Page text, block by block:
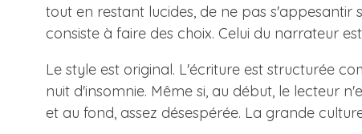
tout en restant lucides, de ne pas s'appesantir
consiste à faire des choix. Celui du narrateur
Le style est original. L'écriture est structurée
nuit d'insomnie. Même si, au début, le lecteur
et au fond, assez désespérée. La grande